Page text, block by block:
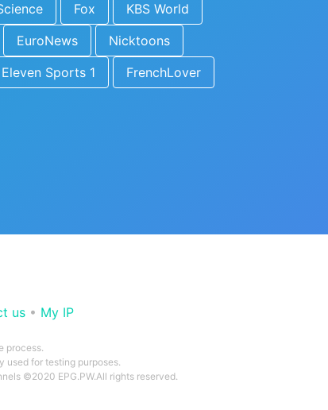
Fox
KBS World
EuroNews
Nicktoons
Eleven Sports 1
FrenchLover
us • My IP
process.
used for testing purposes.
©2020 EPG.PW.All rights reserved.